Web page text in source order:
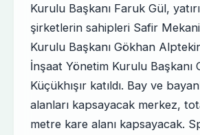
Kurulu Başkanı Faruk Gül,
şirketlerin sahipleri Safir
Kurulu Başkanı Gökhan
İnşaat Yönetim Kurulu Başkanı
Küçükhışır katıldı. Bay ve
alanları kapsayacak merkez,
metre kare alanı kapsayacak.